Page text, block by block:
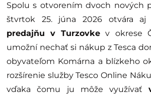
Spolu s otvorením dvoch nových
štvrtok 25. júna 2026 otvára aj
predajňu v Turzovke v okrese
umožní nechať si nákup z Tesca
obyvateľom Komárna a blízkeho
rozšírenie služby Tesco Online
vďaka čomu ju môže využívať